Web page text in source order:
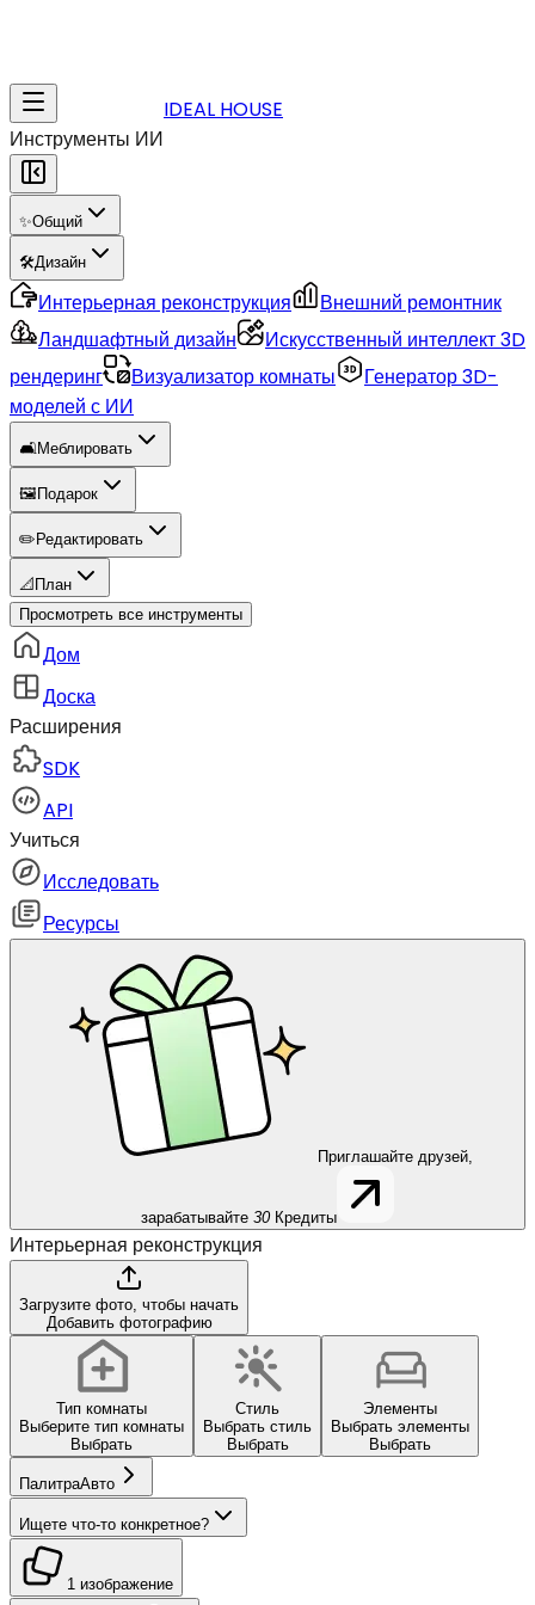
IDEAL HOUSE
Инструменты ИИ
✨Общий
🛠️Дизайн
Интерьерная реконструкция
Внешний ремонтник
Ландшафтный дизайн
Искусственный интеллект 3D
рендеринг
Визуализатор комнаты
Генератор 3D-
моделей с ИИ
🛋️Меблировать
🖼️ Подарок
✏️ Редактировать
📐 План
Просмотреть все инструменты
Дом
Доска
Расширения
SDK
API
Учиться
Исследовать
Ресурсы
Приглашайте друзей,
зарабатывайте 30 Кредиты
Интерьерная реконструкция
Загрузите фото, чтобы начать
Добавить фотографию
Тип комнаты
Выберите тип комнаты
Выбрать
Стиль
Выбрать стиль
Выбрать
Элементы
Выбрать элементы
Выбрать
ПалитраАвто
Ищете что-то конкретное?
1 изображение